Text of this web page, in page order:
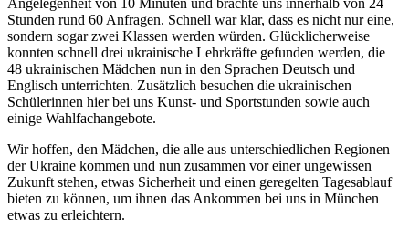
Stunden rund 60 Anfragen. Schnell war klar, dass es nicht nur eine,
sondern sogar zwei Klassen werden würden. Glücklicherweise
konnten schnell drei ukrainische Lehrkräfte gefunden werden, die
48 ukrainischen Mädchen nun in den Sprachen Deutsch und
Englisch unterrichten. Zusätzlich besuchen die ukrainischen
Schülerinnen hier bei uns Kunst- und Sportstunden sowie auch
einige Wahlfachangebote.
Wir hoffen, den Mädchen, die alle aus unterschiedlichen Regionen
der Ukraine kommen und nun zusammen vor einer ungewissen
Zukunft stehen, etwas Sicherheit und einen geregelten Tagesablauf
bieten zu können, um ihnen das Ankommen bei uns in München
etwas zu erleichtern.